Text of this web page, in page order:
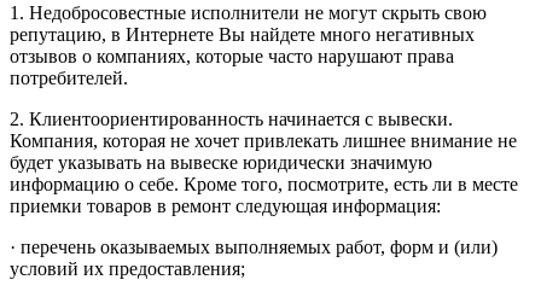
1. Недобросовестные исполнители не могут скрыть свою
репутацию, в Интернете Вы найдете много негативных
отзывов о компаниях, которые часто нарушают права
потребителей.
2. Клиентоориентированность начинается с вывески.
Компания, которая не хочет привлекать лишнее внимание не
будет указывать на вывеске юридически значимую
информацию о себе. Кроме того, посмотрите, есть ли в месте
приемки товаров в ремонт следующая информация:
· перечень оказываемых выполняемых работ, форм и (или)
условий их предоставления;